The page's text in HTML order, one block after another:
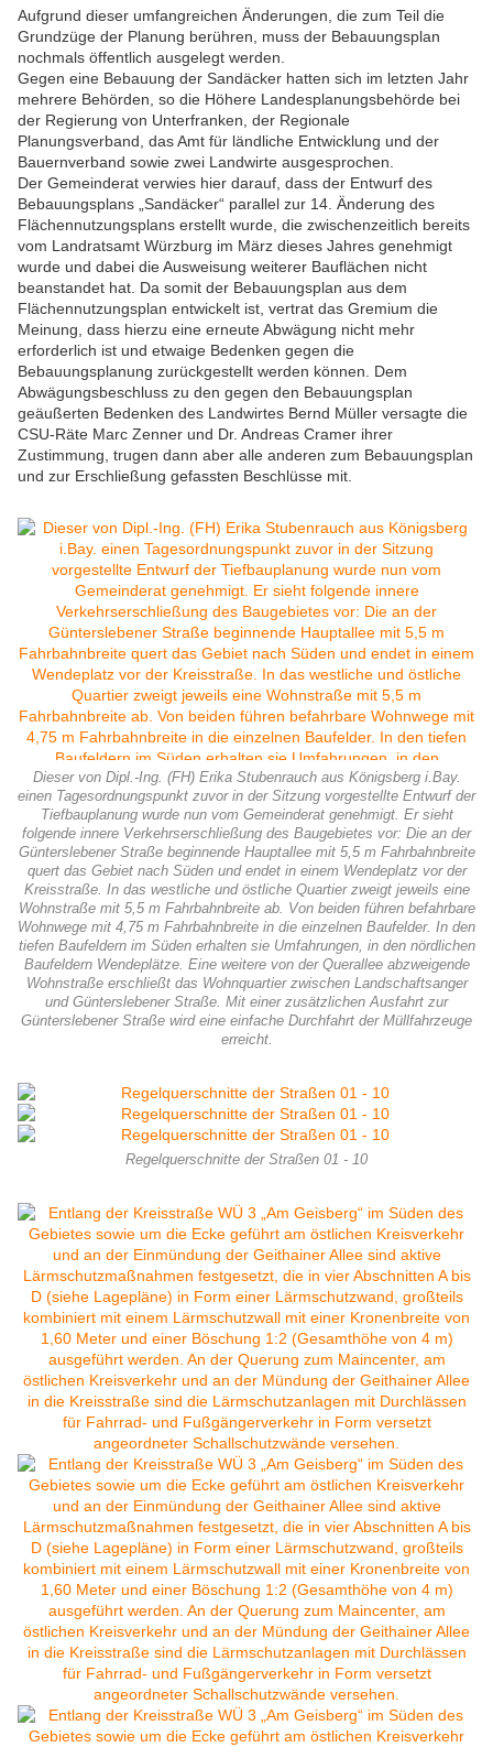
Aufgrund dieser umfangreichen Änderungen, die zum Teil die
Grundzüge der Planung berühren, muss der Bebauungsplan
nochmals öffentlich ausgelegt werden.
Gegen eine Bebauung der Sandäcker hatten sich im letzten Jahr
mehrere Behörden, so die Höhere Landesplanungsbehörde bei
der Regierung von Unterfranken, der Regionale
Planungsverband, das Amt für ländliche Entwicklung und der
Bauernverband sowie zwei Landwirte ausgesprochen.
Der Gemeinderat verwies hier darauf, dass der Entwurf des
Bebauungsplans „Sandäcker“ parallel zur 14. Änderung des
Flächennutzungsplans erstellt wurde, die zwischenzeitlich bereits
vom Landratsamt Würzburg im März dieses Jahres genehmigt
wurde und dabei die Ausweisung weiterer Bauflächen nicht
beanstandet hat. Da somit der Bebauungsplan aus dem
Flächennutzungsplan entwickelt ist, vertrat das Gremium die
Meinung, dass hierzu eine erneute Abwägung nicht mehr
erforderlich ist und etwaige Bedenken gegen die
Bebauungsplanung zurückgestellt werden können. Dem
Abwägungsbeschluss zu den gegen den Bebauungsplan
geäußerten Bedenken des Landwirtes Bernd Müller versagte die
CSU-Räte Marc Zenner und Dr. Andreas Cramer ihrer
Zustimmung, trugen dann aber alle anderen zum Bebauungsplan
und zur Erschließung gefassten Beschlüsse mit.
Dieser von Dipl.-Ing. (FH) Erika Stubenrauch aus Königsberg i.Bay.
einen Tagesordnungspunkt zuvor in der Sitzung vorgestellte Entwurf der
Tiefbauplanung wurde nun vom Gemeinderat genehmigt. Er sieht
folgende innere Verkehrserschließung des Baugebietes vor: Die an der
Günterslebener Straße beginnende Hauptallee mit 5,5 m Fahrbahnbreite
quert das Gebiet nach Süden und endet in einem Wendeplatz vor der
Kreisstraße. In das westliche und östliche Quartier zweigt jeweils eine
Wohnstraße mit 5,5 m Fahrbahnbreite ab. Von beiden führen befahrbare
Wohnwege mit 4,75 m Fahrbahnbreite in die einzelnen Baufelder. In den
tiefen Baufeldern im Süden erhalten sie Umfahrungen, in den nördlichen
Baufeldern Wendeplätze. Eine weitere von der Querallee abzweigende
Wohnstraße erschließt das Wohnquartier zwischen Landschaftsanger
und Günterslebener Straße. Mit einer zusätzlichen Ausfahrt zur
Günterslebener Straße wird eine einfache Durchfahrt der Müllfahrzeuge
erreicht.
Regelquerschnitte der Straßen 01 - 10